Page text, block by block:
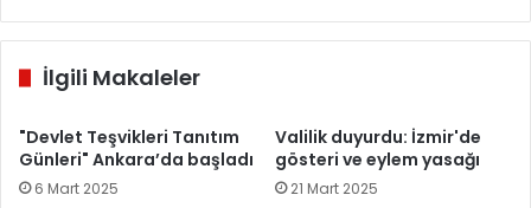
İlgili Makaleler
"Devlet Teşvikleri Tanıtım
Günleri" Ankara’da başladı
6 Mart 2025
Valilik duyurdu: İzmir'de
gösteri ve eylem yasağı
21 Mart 2025